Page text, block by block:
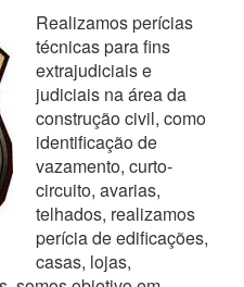
Realizamos perícias
técnicas para fins
extrajudiciais e
judiciais na área da
construção civil, como
identificação de
vazamento, curto-
circuito, avarias,
telhados, realizamos
perícia de edificações,
casas, lojas,